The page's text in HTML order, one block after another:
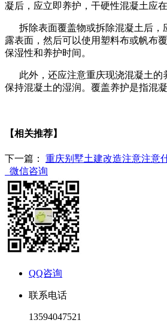
凝后，应立即养护，干硬性混凝土应
拆除表面覆盖物或拆除混凝土后，
露表面，然后可以使用塑料布或帆布
保湿性和养护时间。
此外，还应注意重庆现浇混凝土的
保持混凝土的湿润。覆盖养护是指混
【相关推荐】
下一篇： 重庆别墅土建改造注意注意
微信咨询
QQ咨询
联系电话
13594047521